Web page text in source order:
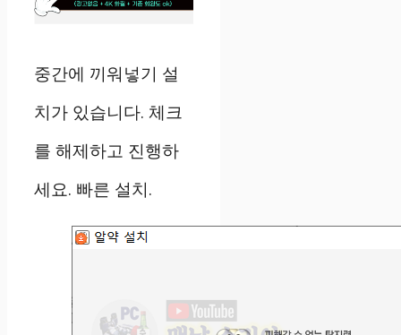
중간에 끼워넣기 설
치가 있습니다. 체크
를 해제하고 진행하
세요. 빠른 설치.